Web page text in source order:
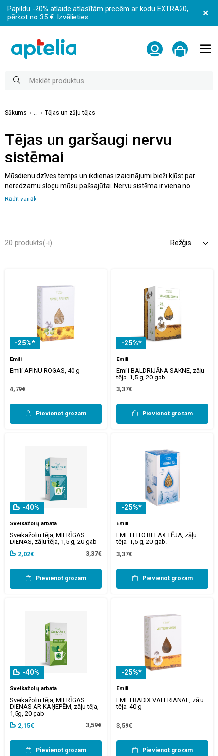
Papildu -20% atlaide atlasītām precēm ar kodu EXTRA20,
pērkot no 35 €: Izvēlieties
Sākums Tējas un zāļu tējas
Tējas un garšaugi nervu
sistēmai
Mūsdienu dzīves temps un ikdienas izaicinājumi bieži kļūst par
neredzamu slogu mūsu pašsajūtai. Nervu sistēma ir viena no
jutīgākajām organisma sistēmām, kas atbild par emocionālo
izcelsmes preparāti. Aptelia aptiekā atradīsiet plašu sortimentu –
īpašiem uztura bagātinātājiem nervu sistēmas atbalstam.
Rādīt vairāk
20 produkts(-i)
-25%*
Emili
Emili APIŅU ROGAS, 40 g
4,79€
Pievienot grozam
-25%*
Emili
Emili BALDRIJĀNA SAKNE, zāļu
tēja, 1,5 g, 20 gab.
3,37€
Pievienot grozam
-40%
Sveikažolių arbata
Sveikažoliu tēja, MIERĪGAS
DIENAS, zāļu tēja, 1,5 g, 20 gab
2,02€
3,37€
Pievienot grozam
-25%*
Emili
EMILI FITO RELAX TĒJA, zāļu
tēja, 1,5 g, 20 gab.
3,37€
Pievienot grozam
-40%
Sveikažolių arbata
Sveikažoliu tēja, MIERĪGAS
DIENAS AR KAŅEPĒM, zāļu tēja,
1,5g, 20 gab
2,15€
3,59€
Pievienot grozam
-25%*
Emili
EMILI RADIX VALERIANAE, zāļu
tēja, 40 g
3,59€
Pievienot grozam